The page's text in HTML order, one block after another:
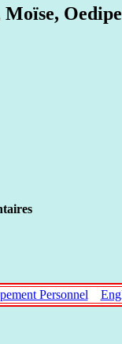
Oedipe
Personnel